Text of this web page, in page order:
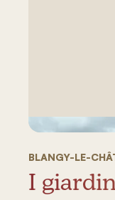
BLANGY-LE-
I